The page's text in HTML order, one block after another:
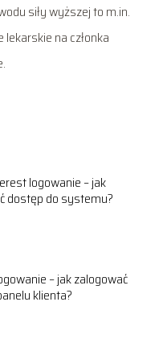
siły wyższej to m.in.
na członka
logowanie – jak
dostęp do systemu?
– jak zalogować
klienta?